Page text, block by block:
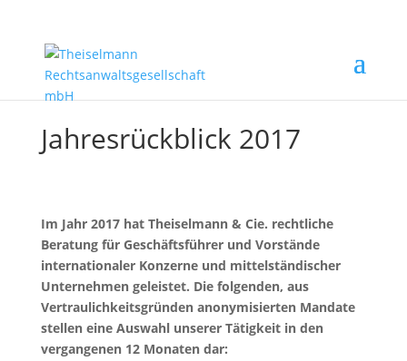
Jahresrückblick 2017
Im Jahr 2017 hat Theiselmann & Cie. rechtliche
Beratung für Geschäftsführer und Vorstände
internationaler Konzerne und mittelständischer
Unternehmen geleistet. Die folgenden, aus
Vertraulichkeitsgründen anonymisierten Mandate
stellen eine Auswahl unserer Tätigkeit in den
vergangenen 12 Monaten dar: